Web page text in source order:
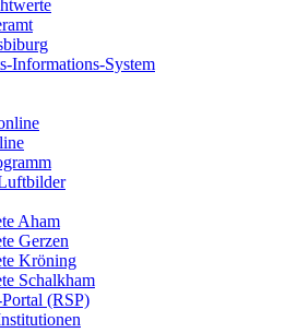
Informations-System
Aham
Gerzen
Kröning
Schalkham
(RSP)